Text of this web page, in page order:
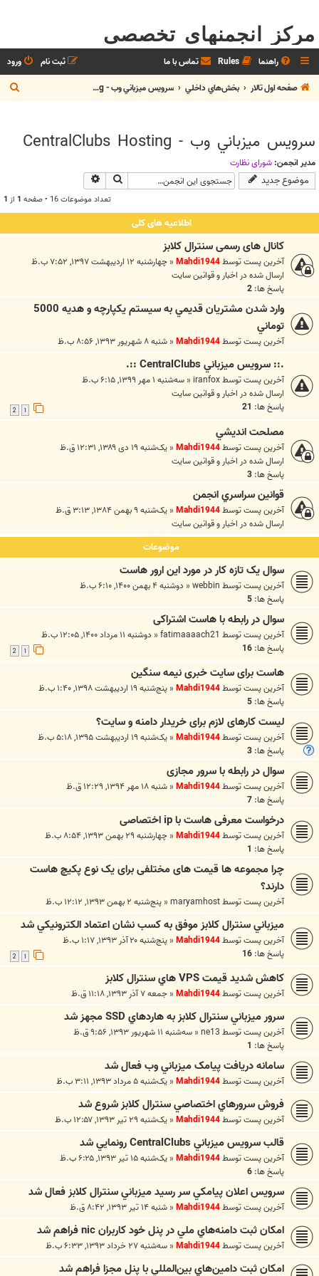
مرکز انجمنهای تخصصی
راهنما Rules تماس با ما ورود
ثبت نام
صفحه اول تالار
بخش‌هاي داخلي سرويس ميزباني وب - CentralClubs Hosting
س
سرويس ميزباني وب - CentralClubs Hosting
مدیر انجمن: شوراي نظارت
موضوع جدید جستجو
تعداد موضوعات 16 • صفحه 1 از 1
اطلاعیه های کلی
کانال های رسمی سنترال کلابز
آخرین پست توسطMahdi1944
« چهارشنبه ۱۲ اردیبهشت ۱۳۹۷, ۷:۵۲ ب.ظ
ارسال شده در اخبار و قوانين سايت
پاسخ ها: 2
وارد شدن مشتريان قديمي به سيستم يکپارچه و هديه 5000
توماني
آخرین پست توسطMahdi1944
« شنبه ۸ شهریور ۱۳۹۳, ۸:۵۶ ب.ظ
.:: سرويس ميزباني CentralClubs ::.
آخرین پست توسطiranfox
« سه‌شنبه ۱ مهر ۱۳۹۹, ۶:۱۵ ب.ظ
ارسال شده در اخبار و قوانين سايت
پاسخ ها: 21
1
2
مصلحت انديشي
آخرین پست توسطMahdi1944
« یک‌شنبه ۱۹ دی ۱۳۸۹, ۱۲:۳۱ ق.ظ
ارسال شده در اخبار و قوانين سايت
پاسخ ها: 3
قوانين سراسري انجمن
آخرین پست توسطMahdi1944
« یک‌شنبه ۹ بهمن ۱۳۸۴, ۳:۱۳ ق.ظ
ارسال شده در اخبار و قوانين سايت
موضوعات
سوال یک تازه کار در مورد این ارور هاست
آخرین پست توسط webbin
« دوشنبه ۴ بهمن ۱۴۰۰, ۶:۱۰ ب.ظ
پاسخ ها: 5
سوال در رابطه با هاست اشتراکی
آخرین پست توسط fatimaaaach21
« دوشنبه ۱۱ مرداد ۱۴۰۰, ۱۲:۰۵ ب.ظ
پاسخ ها: 16
1
2
هاست برای سایت خبری نیمه سنگین
آخرین پست توسطMahdi1944
« پنج‌شنبه ۱۹ اردیبهشت ۱۳۹۸, ۱:۴۰ ب.ظ
پاسخ ها: 5
لیست کارهای لازم برای خریدار دامنه و سایت؟
آخرین پست توسطMahdi1944
« یک‌شنبه ۱۹ اردیبهشت ۱۳۹۵, ۵:۱۸ ب.ظ
پاسخ ها: 3
سوال در رابطه با سرور مجازی
آخرین پست توسطMahdi1944
« شنبه ۱۸ مهر ۱۳۹۴, ۱۲:۲۹ ق.ظ
پاسخ ها: 7
درخواست معرفی هاست با ip اختصاصی
آخرین پست توسطMahdi1944
« چهارشنبه ۲۹ بهمن ۱۳۹۳, ۸:۵۴ ب.ظ
پاسخ ها: 1
چرا مجموعه ها قیمت های مختلفی برای یک نوع پکیچ هاست
دارند؟
آخرین پست توسطmaryamhost
« پنج‌شنبه ۲ بهمن ۱۳۹۳, ۱۲:۱۲ ب.ظ
ميزباني سنترال کلابز موفق به کسب نشان اعتماد الکترونيکي شد
آخرین پست توسطMahdi1944
« پنج‌شنبه ۲۰ آذر ۱۳۹۳, ۱:۱۷ ب.ظ
پاسخ ها: 16
1
2
كاهش شديد قيمت VPS هاي سنترال كلابز
آخرین پست توسطMahdi1944
« جمعه ۷ آذر ۱۳۹۳, ۱۱:۱۸ ق.ظ
سرور ميزباني سنترال کلابز به هاردهاي SSD مجهز شد
آخرین پست توسط ne13
« سه‌شنبه ۱۱ شهریور ۱۳۹۳, ۹:۵۶ ق.ظ
پاسخ ها: 1
سامانه دريافت پيامک ميزباني وب فعال شد
آخرین پست توسطMahdi1944
« یک‌شنبه ۵ مرداد ۱۳۹۳, ۳:۱۱ ب.ظ
فروش سرورهاي اختصاصي سنترال کلابز شروع شد
آخرین پست توسطMahdi1944
« یک‌شنبه ۲۹ تیر ۱۳۹۳, ۱۲:۵۷ ب.ظ
قالب سرويس ميزباني CentralClubs رونمايي شد
آخرین پست توسطMahdi1944
« یک‌شنبه ۱۵ تیر ۱۳۹۳, ۶:۲۵ ب.ظ
پاسخ ها: 6
سرويس اعلان پيامكي سر رسيد ميزباني سنترال كلابز فعال شد
آخرین پست توسطMahdi1944
« شنبه ۱۴ تیر ۱۳۹۳, ۸:۴۲ ق.ظ
امکان ثبت دامنه‌‌هاي ملي در پنل خود کاربران nic فراهم شد
آخرین پست توسطMahdi1944
« سه‌شنبه ۲۷ خرداد ۱۳۹۳, ۶:۳۳ ب.ظ
امکان ثبت دامين‌هاي بين‌المللي با پنل مجزا فراهم شد